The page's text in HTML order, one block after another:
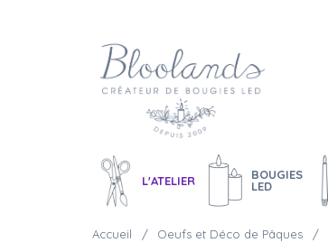
L'ATELIER
BOUGIES
LED
Accueil Oeufs et Déco de Pâques